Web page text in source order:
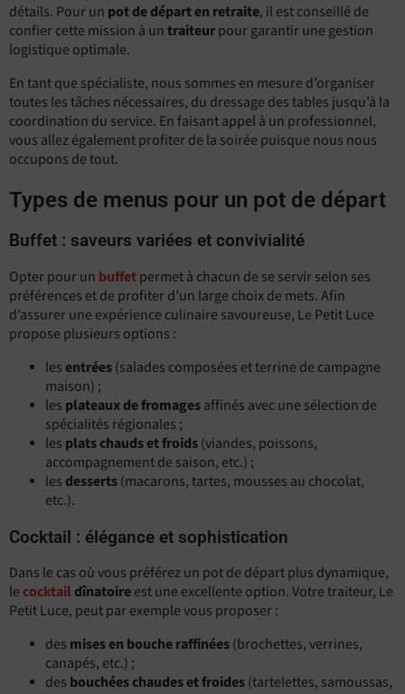
détails. Pour un pot de départ en retraite, il est conseillé de
confier cette mission à untraiteurpour garantir une gestion
logistique optimale.
En tant que spécialiste, nous sommes en mesure d’organiser
toutes les tâches nécessaires, du dressage des tables jusqu’à la
coordination du service. En faisant appel à un professionnel,
vous allez également profiter de la soirée puisque nous nous
occupons de tout.
Types de menus pour un pot de départ
Buffet : saveurs variées et convivialité
Opter pour un buffetpermet à chacun de se servir selon ses
préférences et de profiter d’un large choix de mets. Afin
d’assurer une expérience culinaire savoureuse, Le Petit Luce
propose plusieurs options :
lesentrées(salades composées et terrine de campagne
maison) ;
les plateaux de fromagesaffinés avec une sélection de
spécialités régionales ;
les plats chauds et froids(viandes, poissons,
accompagnement de saison, etc.) ;
les desserts(macarons, tartes, mousses au chocolat,
etc.).
Cocktail : élégance et sophistication
Dans le cas où vous préférez un pot de départ plus dynamique,
le cocktail dînatoireest une excellente option. Votre traiteur, Le
Petit Luce, peut par exemple vous proposer :
des mises en bouche raffinées(brochettes, verrines,
canapés, etc.) ;
des bouchées chaudes et froides(tartelettes, samoussas,